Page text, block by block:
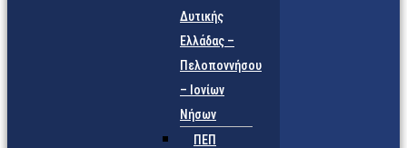
Δυτικής
Ελλάδας –
Πελοποννήσου
– Ιονίων
Νήσων
ΠΕΠ